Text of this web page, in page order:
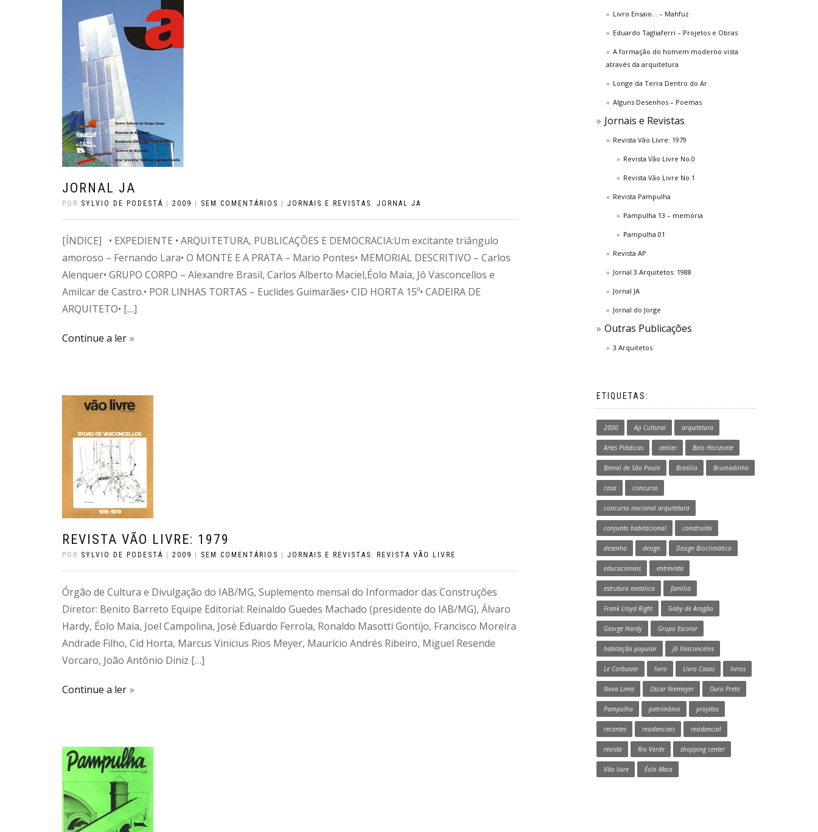
JORNAL JA
POR SYLVIO DE PODESTÁ 2009 SEM COMENTÁRIOS JORNAIS E REVISTAS , JORNAL JA
[ÍNDICE] • EXPEDIENTE • ARQUITETURA, PUBLICAÇÕES E DEMOCRACIA:Um excitante triângulo
amoroso – Fernando Lara• O MONTE E A PRATA – Mario Pontes• MEMORIAL DESCRITIVO – Carlos
Alenquer• GRUPO CORPO – Alexandre Brasil, Carlos Alberto Maciel,Éolo Maia, Jô Vasconcellos e
Amilcar de Castro.• POR LINHAS TORTAS – Euclides Guimarães• CID HORTA 15º• CADEIRA DE
ARQUITETO• […]
Continue a ler
REVISTA VÃO LIVRE: 1979
POR SYLVIO DE PODESTÁ 2009 SEM COMENTÁRIOS JORNAIS E REVISTAS , REVISTA VÃO LIVRE
Órgão de Cultura e Divulgação do IAB/MG, Suplemento mensal do Informador das Construções
Diretor: Benito Barreto Equipe Editorial: Reinaldo Guedes Machado (presidente do IAB/MG), Álvaro
Hardy, Éolo Maia, Joel Campolina, José Eduardo Ferrola, Ronaldo Masotti Gontijo, Francisco Moreira
Andrade Filho, Cid Horta, Marcus Vinicius Rios Meyer, Maurício Andrés Ribeiro, Miguel Resende
Vorcaro, João Antônio Diniz […]
Continue a ler
Livro Ensaio… – Mahfuz
Eduardo Tagliaferri – Projetos e Obras
A formação do homem moderno vista
através da arquitetura
Longe da Terra Dentro do Ar
Alguns Desenhos – Poemas
Jornais e Revistas
Revista Vão Livre: 1979
Revista Vão Livre No.0
Revista Vão Livre No.1
Revista Pampulha
Pampulha 13 – memória
Pampulha 01
Revista AP
Jornal 3 Arquitetos: 1988
Jornal JA
Jornal do Jorge
Outras Publicações
3 Arquitetos
ETIQUETAS:
2000 Ap Cultural arquitetura
Artes Plásticas atelier Belo Horizonte
Bienal de São Paulo Brasília Brumadinho
casa concurso
concurso nacional arquitetura
conjunto habitacional construído
desenho design Design Bioclimático
educacionais entrevista
estrutura metalica família
Frank Lloyd Right Gaby de Aragão
George Hardy Grupo Escolar
habitação popular Jô Vasconcelos
Le Corbusier livro Livro Casas livros
Nova Lima Oscar Niemeyer Ouro Preto
Pampulha patrimônio projetos
recentes residenciais residencial
revista Rio Verde shopping center
Vão livre Éolo Maia